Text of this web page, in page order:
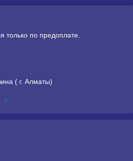
только по предоплате.
( г. Алматы)